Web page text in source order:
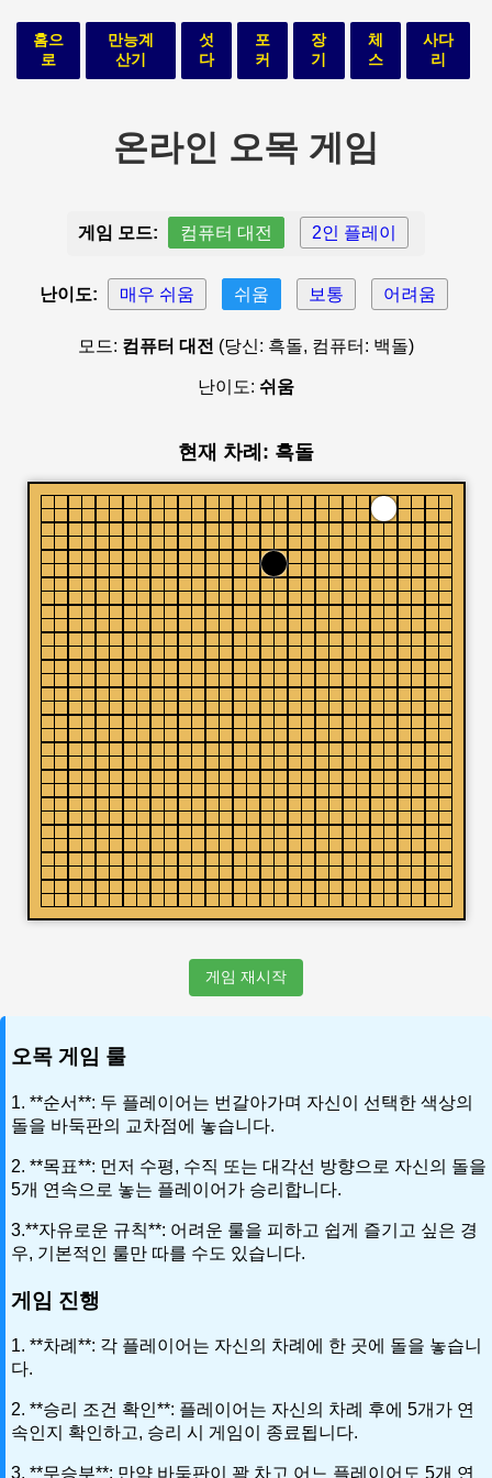
홈으
로
만능계
산기
섯
다
포
커
장
기
체
스
사다
리
온라인 오목 게임
게임 모드: 컴퓨터 대전 2인 플레이
난이도: 매우 쉬움 쉬움 보통 어려움
모드: 컴퓨터 대전 (당신: 흑돌, 컴퓨터: 백돌)
난이도: 쉬움
현재 차례: 흑돌
게임 재시작
오목 게임 룰
1. **순서**: 두 플레이어는 번갈아가며 자신이 선택한 색상의
돌을 바둑판의 교차점에 놓습니다.
2. **목표**: 먼저 수평, 수직 또는 대각선 방향으로 자신의 돌을
5개 연속으로 놓는 플레이어가 승리합니다.
3.**자유로운 규칙**: 어려운 룰을 피하고 쉽게 즐기고 싶은 경
우, 기본적인 룰만 따를 수도 있습니다.
게임 진행
1. **차례**: 각 플레이어는 자신의 차례에 한 곳에 돌을 놓습니
다.
2. **승리 조건 확인**: 플레이어는 자신의 차례 후에 5개가 연
속인지 확인하고, 승리 시 게임이 종료됩니다.
3. **무승부**: 만약 바둑판이 꽉 차고 어느 플레이어도 5개 연